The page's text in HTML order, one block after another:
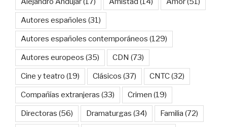
Autores españoles (31)
Autores españoles contemporáneos (129)
Autores europeos (35) CDN (73)
Cine y teatro (19) Clásicos (37) CNTC(32)
Compañías extranjeras (33) Crimen (19)
Directoras (56) Dramaturgas (34) Familia (72)